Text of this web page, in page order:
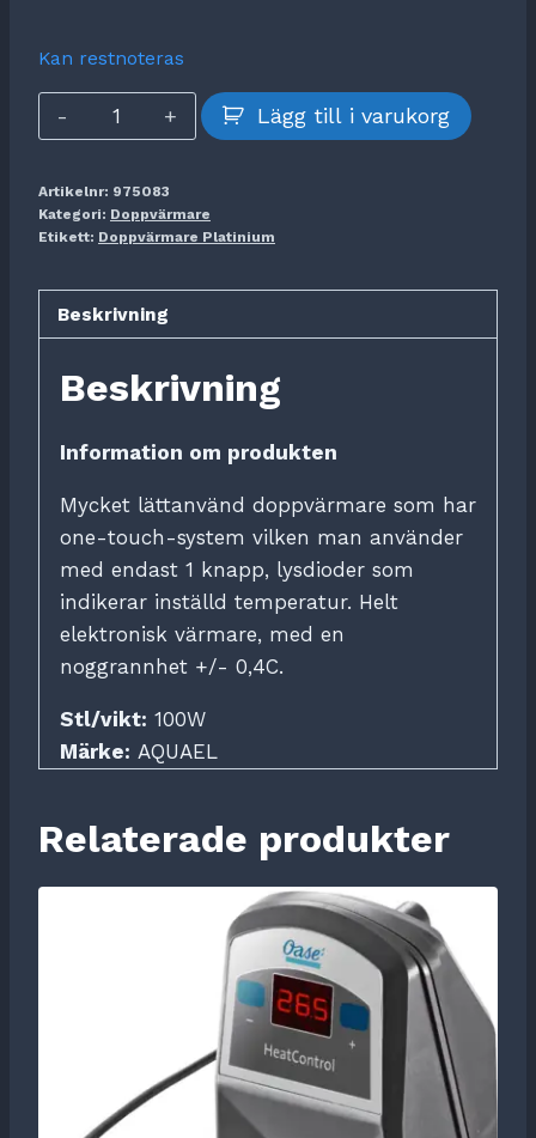
Kan restnoteras
Doppvärmare
Platinium
Lägg till i varukorg
Artikelnr: 975083
Kategori: Doppvärmare
Etikett: Doppvärmare Platinium
Beskrivning
Beskrivning
Information om produkten
Mycket lättanvänd doppvärmare som har
one-touch-system vilken man använder
med endast 1 knapp, lysdioder som
indikerar inställd temperatur. Helt
elektronisk värmare, med en
noggrannhet +/- 0,4C.
Stl/vikt: 100W
Märke: AQUAEL
Relaterade produkter